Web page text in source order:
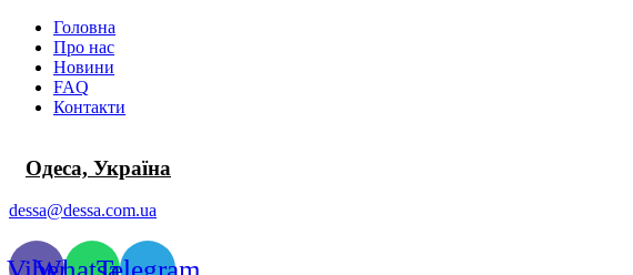
Головна
Про нас
Новини
FAQ
Контакти
Одеса, Україна
dessa@dessa.com.ua
ViberWhatsappTelegram